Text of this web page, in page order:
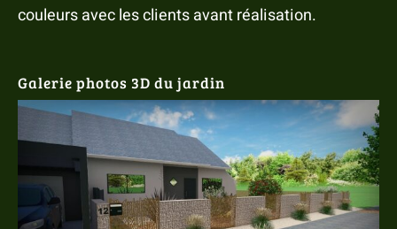
couleurs avec les clients avant réalisation.
Galerie photos 3D du jardin